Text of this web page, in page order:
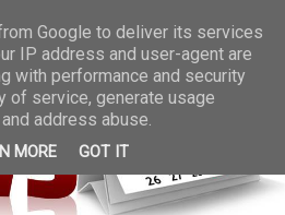
Google to deliver its services
IP address and user-agent are
with performance and security
of service, generate usage
address abuse.
MORE GOT IT